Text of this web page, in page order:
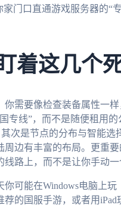
门口直通游戏服务器的“
着这几个
需要像检查装备属性一
专线”，而不是随便租用
次是节点的分布与智能选
边有丰富的布局。更重
路上，而不是让你手动一
可能在Windows电脑上
的国服手游，或者用